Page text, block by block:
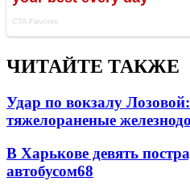
ЧИТАЙТЕ ТАКЖЕ
Удар по вокзалу
тяжелораненые
В Харькове девять
автобусом68